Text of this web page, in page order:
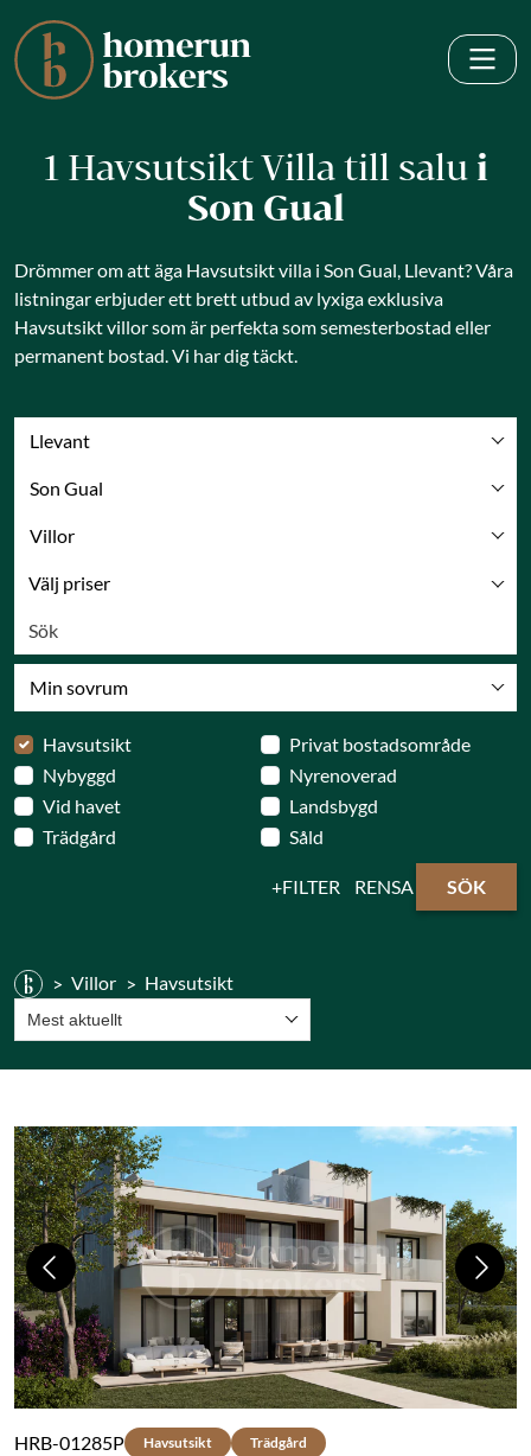
1 Havsutsikt Villa till salu i
Son Gual
Drömmer om att äga Havsutsikt villa i Son Gual, Llevant? Våra
listningar erbjuder ett brett utbud av lyxiga exklusiva
Havsutsikt villor som är perfekta som semesterbostad eller
permanent bostad. Vi har dig täckt.
Llevant
Son Gual
Villor
Välj priser
Min sovrum
Havsutsikt
Privat bostadsområde
Nybyggd
Nyrenoverad
Vid havet
Landsbygd
Trädgård
Såld
FILTER RENSA SÖK
Villor Havsutsikt
Mest aktuellt
Previous Next
HRB-01285P Havsutsikt Trädgård